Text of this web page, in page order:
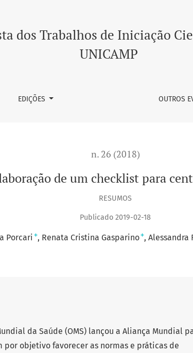
centro cirúrgico ambulatorial
dos Trabalhos de Iniciação
UNICAMP
EDIÇÕES OUTROS
n. 26 (2018)
de um checklist para
RESUMOS
Publicado 2019-02-18
Porcari + Renata Cristina Gasparino+ Alessandra
da Saúde (OMS) lançou a Aliança Mundial
por objetivo favorecer as normas e práticas de